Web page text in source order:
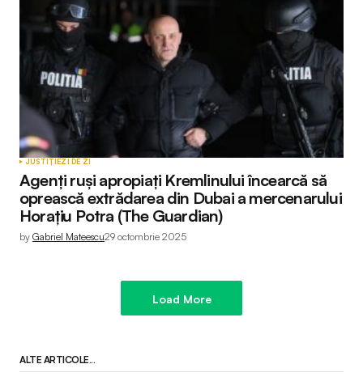
JUSTIȚIEZI DE ZI
Agenți ruși apropiați Kremlinului încearcă să
oprească extrădarea din Dubai a mercenarului
Horațiu Potra (The Guardian)
by Gabriel Mateescu29 octombrie 2025
Load More
ALTE ARTICOLE...